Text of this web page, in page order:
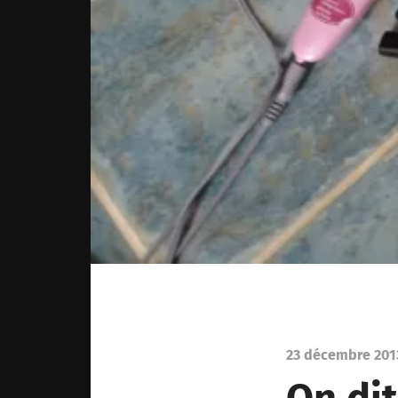
23 décembre